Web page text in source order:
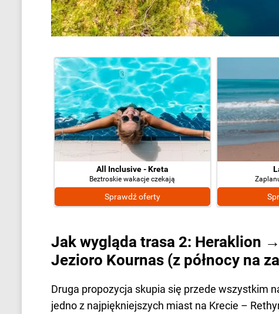
All Inclusive - Kreta
Beztroskie wakacje czekają
Sprawdź oferty
Jak wygląda trasa 2: Heraklion
Jezioro Kournas (z północy na
Druga propozycja skupia się przede wszystkim
jedno z najpiękniejszych miast na Krecie –